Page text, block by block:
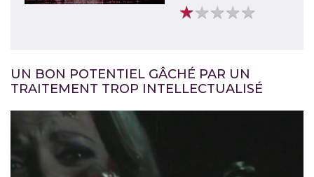
★★★★★
★★★★★
UN BON POTENTIEL GÂCHÉ PAR UN
TRAITEMENT TROP INTELLECTUALISÉ